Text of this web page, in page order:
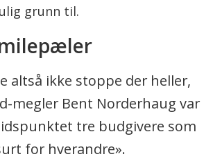
grunn til.
altså ikke stoppe der heller,
megler Bent Norderhaug var
tre budgivere som
for hverandre».